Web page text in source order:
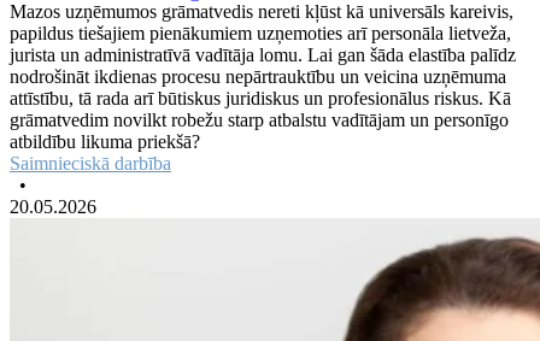
Mazos uzņēmumos grāmatvedis nereti kļūst kā universāls kareivis,
papildus tiešajiem pienākumiem uzņemoties arī personāla lietveža,
jurista un administratīvā vadītāja lomu. Lai gan šāda elastība palīdz
nodrošināt ikdienas procesu nepārtrauktību un veicina uzņēmuma
attīstību, tā rada arī būtiskus juridiskus un profesionālus riskus. Kā
grāmatvedim novilkt robežu starp atbalstu vadītājam un personīgo
atbildību likuma priekšā?
Saimnieciskā darbība
•
20.05.2026